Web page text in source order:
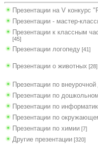
Презентации на V конкурс
Презентации - мастер-
Презентации к классным
[45]
Презентации логопеду [41]
Презентации о животных [28]
Презентации по
Презентации по
Презентации по
Презентации по
Презентации по химии [7]
Другие презентации [320]